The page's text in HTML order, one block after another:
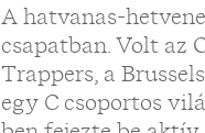
A hatvanas-
csapatban. Volt az
Trappers, a
egy C csoportos